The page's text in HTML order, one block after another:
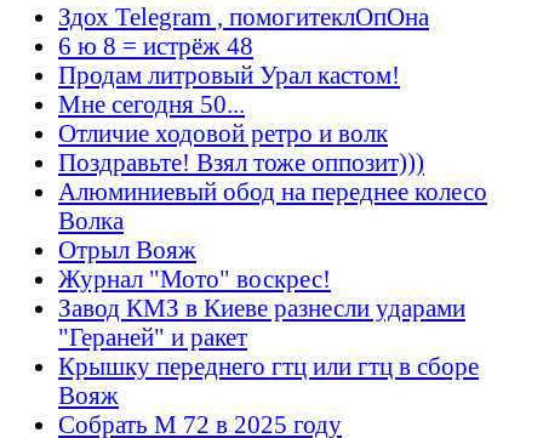
Здох Telegram , помогитеклОпОна
6 ю 8 = истрёж 48
Продам литровый Урал кастом!
Мне сегодня 50...
Отличие ходовой ретро и волк
Поздравьте! Взял тоже оппозит)))
Алюминиевый обод на переднее колесо
Волка
Отрыл Вояж
Журнал "Мото" воскрес!
Завод КМЗ в Киеве разнесли ударами
"Гераней" и ракет
Крышку переднего гтц или гтц в сборе
Вояж
Собрать М 72 в 2025 году